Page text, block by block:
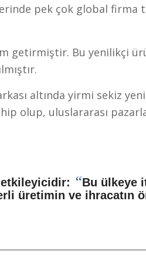
pek çok global firma
getirmiştir. Bu yenilikçi
altında yirmi sekiz
olup, uluslararası
“Bu ülkeye
üretimin ve ihracatın